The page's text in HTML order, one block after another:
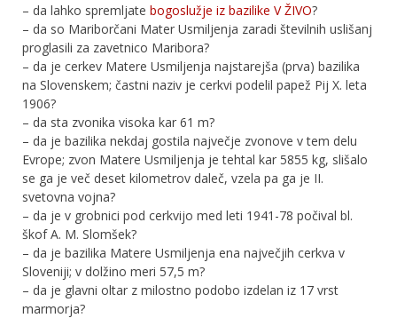
– da lahko spremljate bogoslužje iz bazilike V ŽIVO?
– da so Mariborčani Mater Usmiljenja zaradi številnih uslišanj
proglasili za zavetnico Maribora?
– da je cerkev Matere Usmiljenja najstarejša (prva) bazilika
na Slovenskem; častni naziv je cerkvi podelil papež Pij X. leta
1906?
– da sta zvonika visoka kar 61 m?
– da je bazilika nekdaj gostila največje zvonove v tem delu
Evrope; zvon Matere Usmiljenja je tehtal kar 5855 kg, slišalo
se ga je več deset kilometrov daleč, vzela pa ga je II.
svetovna vojna?
– da je v grobnici pod cerkvijo med leti 1941-78 počival bl.
škof A. M. Slomšek?
– da je bazilika Matere Usmiljenja ena največjih cerkva v
Sloveniji; v dolžino meri 57,5 m?
– da je glavni oltar z milostno podobo izdelan iz 17 vrst
marmorja?